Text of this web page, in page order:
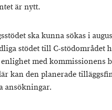
är nytt.
ska kunna sökas i
stödet till C-stödområdet
med kommissionens
kan den planerade
ansökningar.